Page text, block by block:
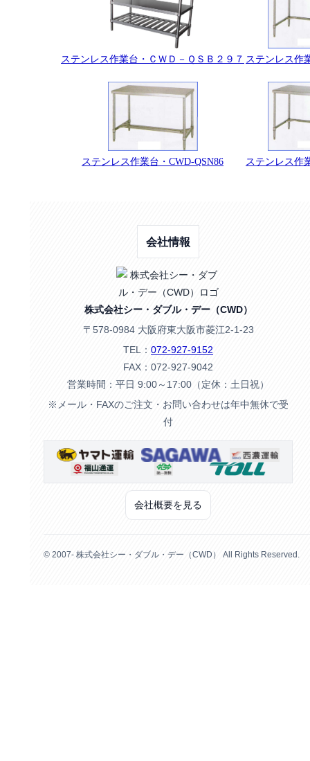
ステンレス作業台・ＣＷＤ－ＱＳＢ２９７ ステンレス作
ステンレス作業台・CWD-QSN86 ステンレス作
会社情報
株式会社シー・ダブル・デー（CWD）
〒578-0984 大阪府東大阪市菱江2-1-23
TEL： 072-927-9152
FAX：072-927-9042
営業時間：平日 9:00～17:00（定休：土日祝）
※メール・FAXのご注文・お問い合わせは年中無休で受
付
会社概要を見る
© 2007- 株式会社シー・ダブル・デー（CWD） All Rights Reserved.